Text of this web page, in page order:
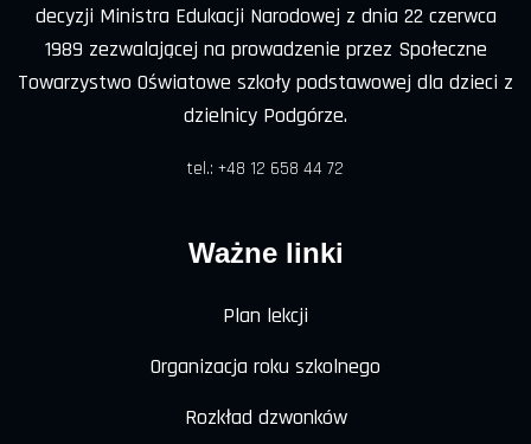
decyzji Ministra Edukacji Narodowej z dnia 22 czerwca
1989 zezwalającej na prowadzenie przez Społeczne
Towarzystwo Oświatowe szkoły podstawowej dla dzieci z
dzielnicy Podgórze.
tel.: +48 12 658 44 72
Ważne linki
Plan lekcji
Organizacja roku szkolnego
Rozkład dzwonków